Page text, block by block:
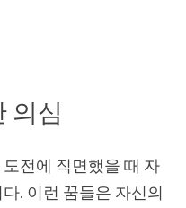
의심
전에 직면했을 때 자
. 이런 꿈들은 자신의